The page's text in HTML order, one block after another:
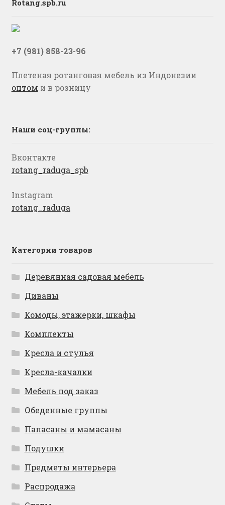
Rotang.spb.ru
+7 (981) 858-23-96
Плетеная ротанговая мебель из Индонезии
оптом и в розницу
Наши соц-группы:
Вконтакте
rotang_raduga_spb
Instagram
rotang_raduga
Категории товаров
Деревянная садовая мебель
Диваны
Комоды, этажерки, шкафы
Комплекты
Кресла и стулья
Кресла-качалки
Мебель под заказ
Обеденные группы
Папасаны и мамасаны
Подушки
Предметы интерьера
Распродажа